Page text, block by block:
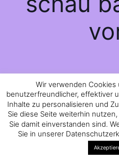
Wir verwenden
benutzerfreundlicher, effektiver
Inhalte zu personalisieren und
Sie diese Seite weiterhin
Sie damit einverstanden sind.
Sie in unserer